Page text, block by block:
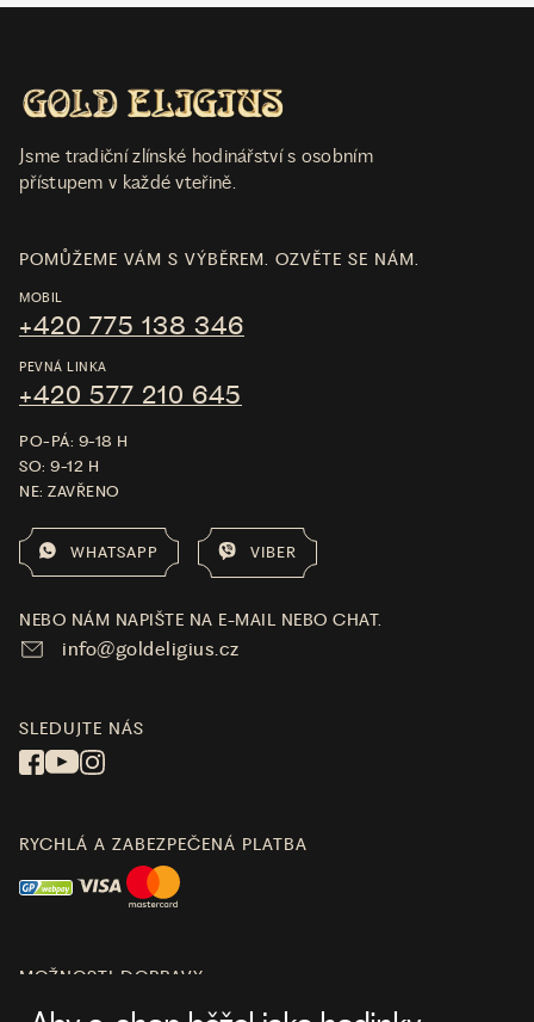
Jsme tradiční zlínské hodinářství s osobním
přístupem v každé vteřině.
POMŮŽEME VÁM S VÝBĚREM. OZVĚTE SE NÁM.
MOBIL
+420 775 138 346
PEVNÁ LINKA
+420 577 210 645
PO-PÁ: 9-18 H
SO: 9-12 H
NE: ZAVŘENO
WHATSAPP VIBER
NEBO NÁM NAPIŠTE NA E-MAIL NEBO CHAT.
info@goldeligius.cz
SLEDUJTE NÁS
RYCHLÁ A ZABEZPEČENÁ PLATBA
MOŽNOSTI DOPRAVY